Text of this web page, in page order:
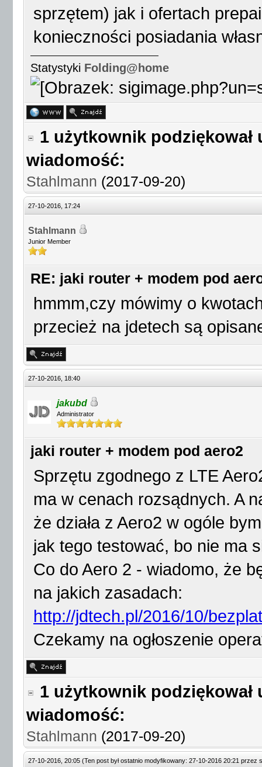
sprzętem) jak i ofertach
konieczności posiadania
Statystyki Folding@home
1 użytkownik
wiadomość:
Stahlmann (2017-09-20)
27-10-2016, 17:24
Stahlmann
Junior Member
RE: jaki router + modem pod
hmmm,czy mówimy o
przecież na jdetech są
27-10-2016, 18:40
jakubd
Administrator
jaki router + modem pod aero2
Sprzętu zgodnego z LTE
ma w cenach rozsądnych. A
że działa z Aero2 w ogóle
jak tego testować, bo nie ma
Co do Aero 2 - wiadomo, że
na jakich zasadach:
http://jdtech.pl/2016/10/
Czekamy na ogłoszenie
1 użytkownik
wiadomość:
Stahlmann (2017-09-20)
27-10-2016, 20:05 (Ten post był ostatnio modyfikowany: 27-10-2016 20:21 przez